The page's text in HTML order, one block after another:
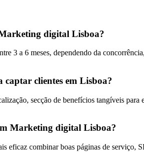
digital Lisboa?
3 a 6 meses, dependendo da
clientes em Lisboa?
secção de benefícios tangíveis
Marketing digital Lisboa?
eficaz combinar boas páginas de